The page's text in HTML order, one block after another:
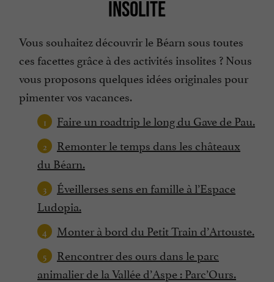
INSOLITE
Vous souhaitez découvrir le Béarn sous toutes
ces facettes grâce à des activités insolites ? Nous
vous proposons quelques idées originales pour
pimenter vos vacances.
Faire un roadtrip le long du Gave de Pau.
Remonter le temps dans les châteaux
du Béarn.
Éveillerses sens en famille à l’Espace
Ludopia.
Monter à bord du Petit Train d’Artouste.
Rencontrer des ours dans le parc
animalier de la Vallée d’Aspe : Parc’Ours.